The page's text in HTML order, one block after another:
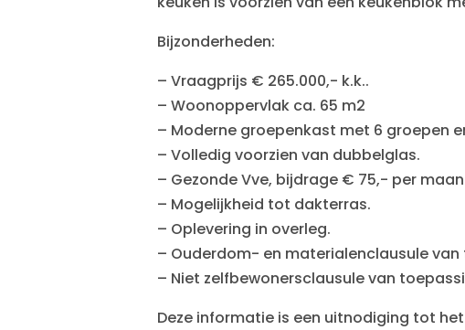
Bijzonderheden:
– Vraagprijs € 265.000,- k.k..
– Woonoppervlak ca. 65 m2
– Moderne groepenkast met 6 groepen
– Volledig voorzien van dubbelglas.
– Gezonde Vve, bijdrage € 75,- per
– Mogelijkheid tot dakterras.
– Oplevering in overleg.
– Ouderdom- en materialenclausule
– Niet zelfbewonersclausule van
Deze informatie is een uitnodiging tot